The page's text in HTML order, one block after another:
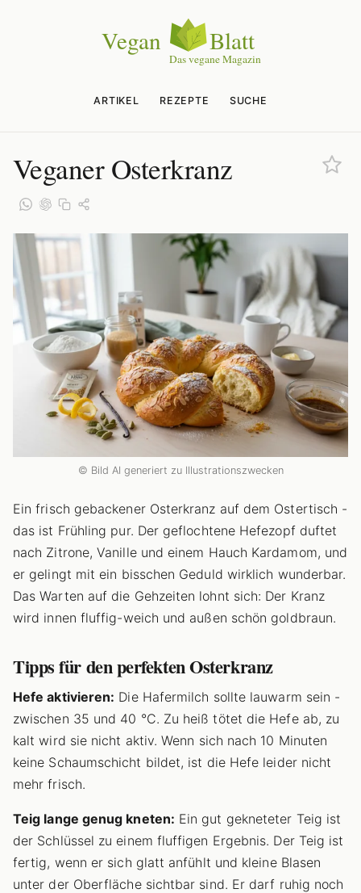
ARTIKEL REZEPTE SUCHE
Veganer Osterkranz
© Bild AI generiert zu Illustrationszwecken
Ein frisch gebackener Osterkranz auf dem Ostertisch -
das ist Frühling pur. Der geflochtene Hefezopf duftet
nach Zitrone, Vanille und einem Hauch Kardamom, und
er gelingt mit ein bisschen Geduld wirklich wunderbar.
Das Warten auf die Gehzeiten lohnt sich: Der Kranz
wird innen fluffig-weich und außen schön goldbraun.
Tipps für den perfekten Osterkranz
Hefe aktivieren: Die Hafermilch sollte lauwarm sein -
zwischen 35 und 40 °C. Zu heiß tötet die Hefe ab, zu
kalt wird sie nicht aktiv. Wenn sich nach 10 Minuten
keine Schaumschicht bildet, ist die Hefe leider nicht
mehr frisch.
Teig lange genug kneten: Ein gut gekneteter Teig ist
der Schlüssel zu einem fluffigen Ergebnis. Der Teig ist
fertig, wenn er sich glatt anfühlt und kleine Blasen
unter der Oberfläche sichtbar sind. Er darf ruhig noch